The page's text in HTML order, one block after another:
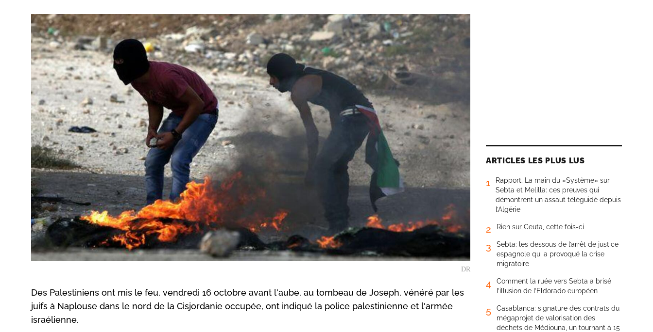
DR
Des Palestiniens ont mis le feu, vendredi 16 octobre avant l'aube, au tombeau de Joseph, vénéré par les
juifs à Naplouse dans le nord de la Cisjordanie occupée, ont indiqué la police palestinienne et l'armée
israélienne.
ARTICLES LES PLUS LUS
1
Rapport. La main du «Système» sur
Sebta et Melilla: ces preuves qui
démontrent un assaut téléguidé depuis
l’Algérie
2 Rien sur Ceuta, cette fois-ci
3
Sebta: les dessous de l’arrêt de justice
espagnole qui a provoqué la crise
migratoire
4
Comment la ruée vers Sebta a brisé
l’illusion de l’Eldorado européen
5
Casablanca: signature des contrats du
mégaprojet de valorisation des
déchets de Médiouna, un tournant à 15